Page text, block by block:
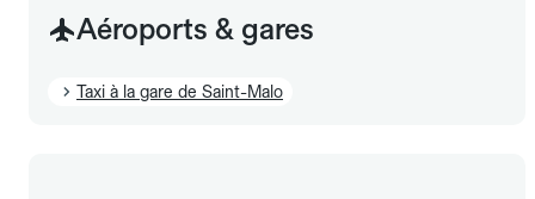
Aéroports & gares
Taxi à la gare de Saint-Malo